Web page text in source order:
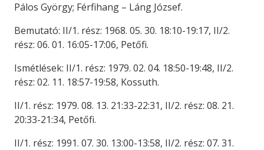
Pálos György; Férfihang – Láng József.
Bemutató: II/1. rész: 1968. 05. 30. 18:10-19:17, II/2.
rész: 06. 01. 16:05-17:06, Petőfi.
Ismétlések: II/1. rész: 1979. 02. 04. 18:50-19:48, II/2.
rész: 02. 11. 18:57-19:58, Kossuth.
II/1. rész: 1979. 08. 13. 21:33-22:31, II/2. rész: 08. 21.
20:33-21:34, Petőfi.
II/1. rész: 1991. 07. 30. 13:00-13:58, II/2. rész: 07. 31.